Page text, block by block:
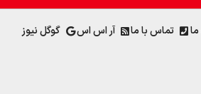
ما تماس با ما آر اس اس گوگل نیوز